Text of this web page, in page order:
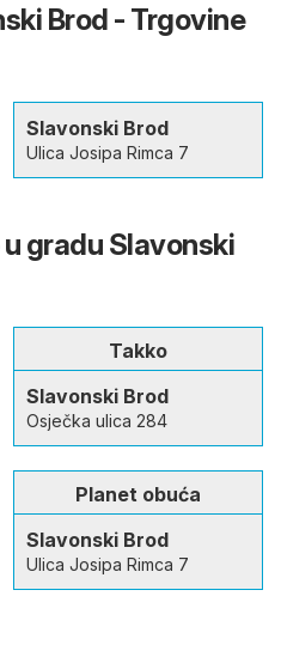
Brod - Trgovine
Slavonski Brod
Ulica Josipa Rimca 7
gradu Slavonski
Takko
Slavonski Brod
Osječka ulica 284
Planet obuća
Slavonski Brod
Ulica Josipa Rimca 7